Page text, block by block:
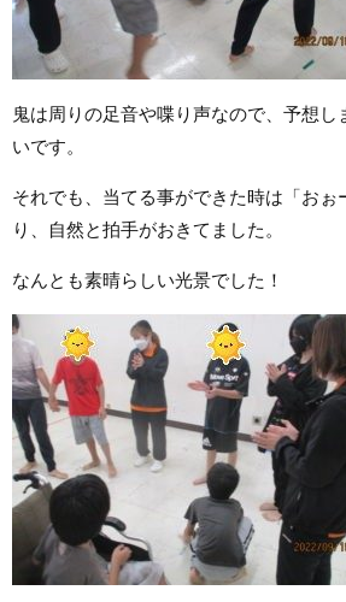
鬼は周りの足音や喋り声なので、予想し
いです。
それでも、当てる事ができた時は「おぉ
り、自然と拍手がおきてました。
なんとも素晴らしい光景でした！